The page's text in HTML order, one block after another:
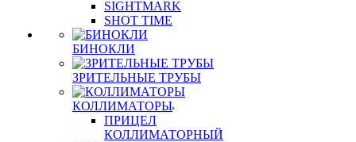
SIGHTMARK
SHOT TIME
БИНОКЛИ
ЗРИТЕЛЬНЫЕ ТРУБЫ
КОЛЛИМАТОРЫ
ПРИЦЕЛ
КОЛЛИМАТОРНЫЙ